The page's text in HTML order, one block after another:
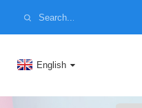
English